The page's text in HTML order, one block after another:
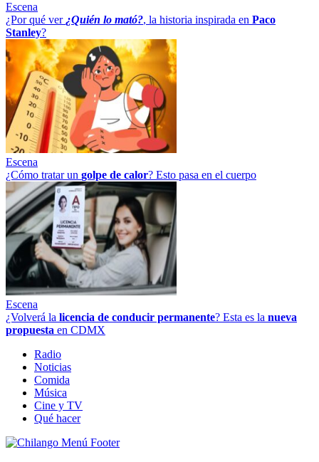
Escena
¿Por qué ver ¿Quién lo mató?, la historia inspirada en Paco
Stanley?
Escena
¿Cómo tratar un golpe de calor? Esto pasa en el cuerpo
Escena
¿Volverá la licencia de conducir permanente? Esta es la nueva
propuesta en CDMX
Radio
Noticias
Comida
Música
Cine y TV
Qué hacer